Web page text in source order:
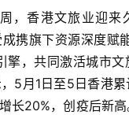
，香港文旅业迎来
携旗下资源深度赋
擎，共同激活城市
5月1日至5日香港
长20%，创疫后新